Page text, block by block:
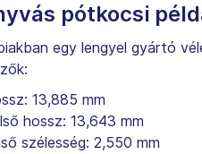
pótkocsi
egy lengyel gyártó
13,885 mm
hossz: 13,643 mm
szélesség: 2,550 mm